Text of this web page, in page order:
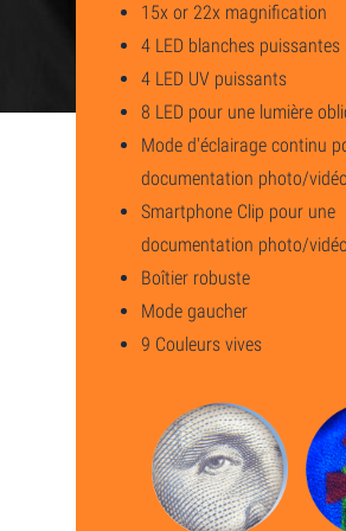
15x or 22x magnification
4 LED blanches puissantes
4 LED UV puissants
8 LED pour une lumière
Mode d'éclairage continu
documentation photo/vidéo
Smartphone Clip pour une
documentation photo/
Boîtier robuste
Mode gaucher
9 Couleurs vives